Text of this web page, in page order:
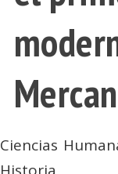
Ciencias